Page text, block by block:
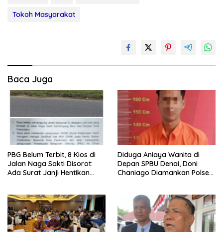
Tokoh Masyarakat
Baca Juga
PBG Belum Terbit, 8 Kios di
Jalan Naga Sakti Disorot:
Ada Surat Janji Hentikan
Diduga Aniaya Wanita di
Depan SPBU Denai, Doni
Chaniago Diamankan Polsek